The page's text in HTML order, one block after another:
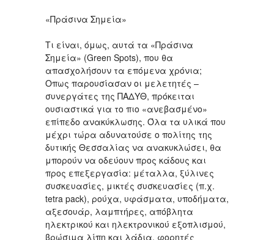
«Πράσινα Σημεία»
Τι είναι, όμως, αυτά τα «Πράσινα
Σημεία» (Green Spots), που θα
απασχολήσουν τα επόμενα χρόνια;
Οπως παρουσίασαν οι μελετητές –
συνεργάτες της ΠΑΔΥΘ, πρόκειται
ουσιαστικά για το πιο «ανεβασμένο»
επίπεδο ανακύκλωσης. Όλα τα υλικά που
μέχρι τώρα αδυνατούσε ο πολίτης της
δυτικής Θεσσαλίας να ανακυκλώσει, θα
μπορούν να οδεύουν προς κάδους και
προς επεξεργασία: μέταλλα, ξύλινες
συσκευασίες, μικτές συσκευασίες (π.χ.
tetra pack), ρούχα, υφάσματα, υποδήματα,
αξεσουάρ, λαμπτήρες, απόβλητα
ηλεκτρικού και ηλεκτρονικού εξοπλισμού,
βρώσιμα λίπη και λάδια, φορητές